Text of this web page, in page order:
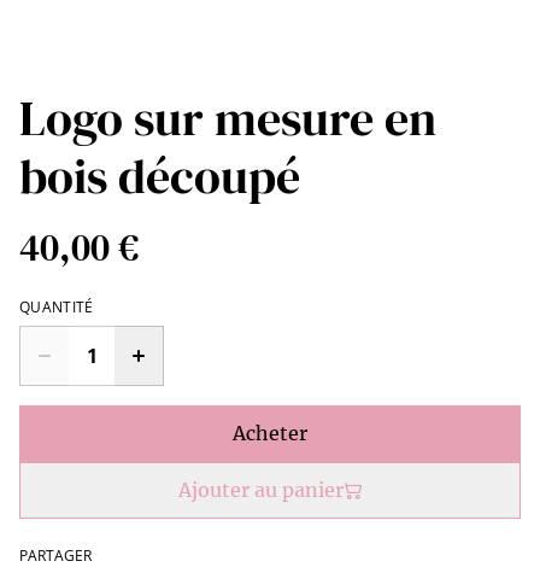
Logo sur mesure en
bois découpé
40,00 €
QUANTITÉ
Acheter
Ajouter au panier
PARTAGER